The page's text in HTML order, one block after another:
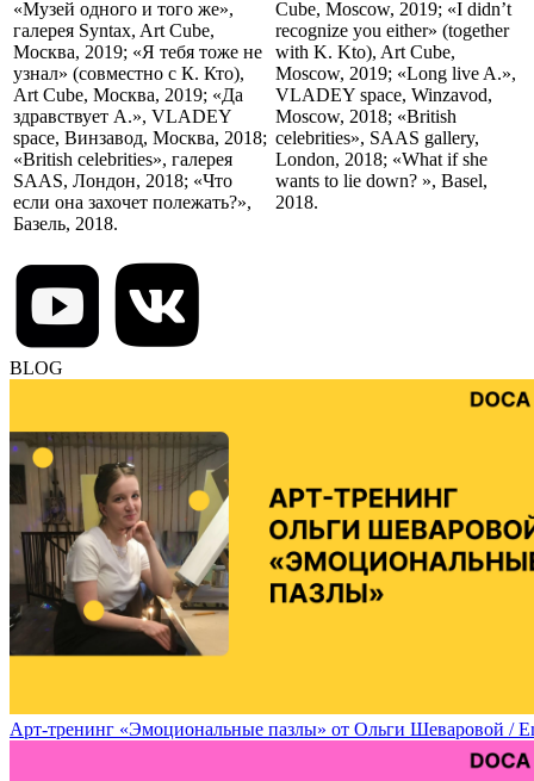
«Музей одного и того же»,
галерея Syntax, Art Cube,
Москва, 2019; «Я тебя тоже не
узнал» (совместно с К. Кто),
Art Cube, Москва, 2019; «Да
здравствует А.», VLADEY
space, Винзавод, Москва, 2018;
«British celebrities», галерея
SAAS, Лондон, 2018; «Что
если она захочет полежать?»,
Базель, 2018.
Cube, Moscow, 2019; «I didn’t
recognize you either» (together
with K. Kto), Art Cube,
Moscow, 2019; «Long live A.»,
VLADEY space, Winzavod,
Moscow, 2018; «British
celebrities», SAAS gallery,
London, 2018; «What if she
wants to lie down? », Basel,
2018.
BLOG
Арт-тренинг «Эмоциональные пазлы» от Ольги Шеваровой /